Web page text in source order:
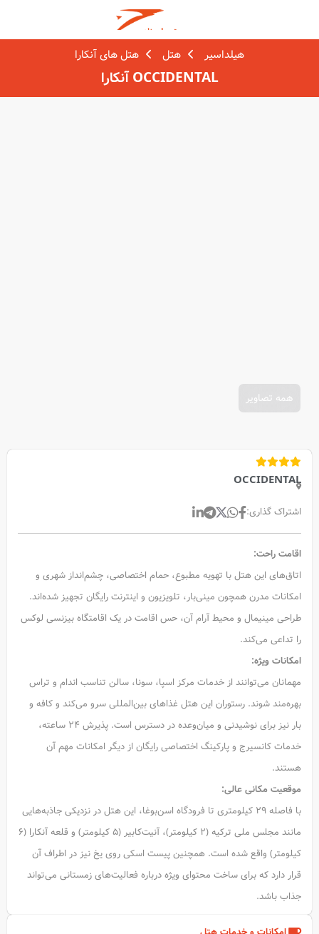
هیلداسیر هتل هتل های آنکارا
OCCIDENTAL آنکارا
همه تصاویر
OCCIDENTAL
اشتراک گذاری:
اقامت راحت:
اتاق‌های این هتل با تهویه مطبوع، حمام اختصاصی، چشم‌انداز شهری و
امکانات مدرن همچون مینی‌بار، تلویزیون و اینترنت رایگان تجهیز شده‌اند.
طراحی مینیمال و محیط آرام آن، حس اقامت در یک اقامتگاه بیزنسی لوکس
را تداعی می‌کند.
امکانات ویژه:
مهمانان می‌توانند از خدمات مرکز اسپا، سونا، سالن تناسب اندام و تراس
بهره‌مند شوند. رستوران این هتل غذاهای بین‌المللی سرو می‌کند و کافه و
بار نیز برای نوشیدنی و میان‌وعده در دسترس است. پذیرش ۲۴ ساعته،
خدمات کانسیرج و پارکینگ اختصاصی رایگان از دیگر امکانات مهم آن
هستند.
موقعیت مکانی عالی:
با فاصله ۲۹ کیلومتری تا فرودگاه اسن‌بوغا، این هتل در نزدیکی جاذبه‌هایی
مانند مجلس ملی ترکیه (۲ کیلومتر)، آنیت‌کابیر (۵ کیلومتر) و قلعه آنکارا (۶
کیلومتر) واقع شده است. همچنین پیست اسکی روی یخ نیز در اطراف آن
قرار دارد که برای ساخت محتوای ویژه درباره فعالیت‌های زمستانی می‌تواند
جذاب باشد.